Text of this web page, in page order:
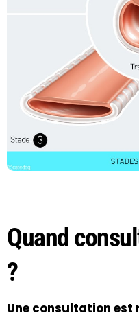
Quand
?
Une consultation est